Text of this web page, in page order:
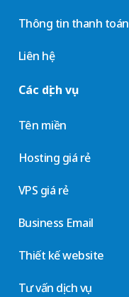
Thông tin thanh toán
Liên hệ
Các dịch vụ
Tên miền
Hosting giá rẻ
VPS giá rẻ
Business Email
Thiết kế website
Tư vấn dịch vụ